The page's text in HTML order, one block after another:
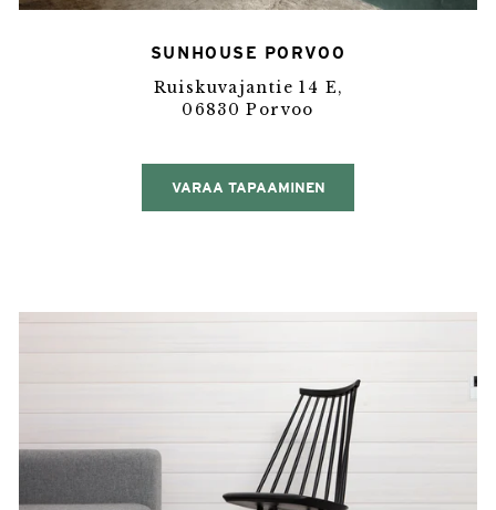
SUNHOUSE PORVOO
Ruiskuvajantie 14 E,
06830 Porvoo
VARAA TAPAAMINEN